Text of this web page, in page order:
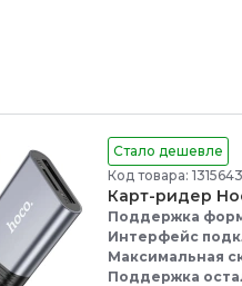
Стало дешевле
Код товара: 1315643
Карт-ридер
Поддержка
Интерфейс
Максимальная
Поддержка